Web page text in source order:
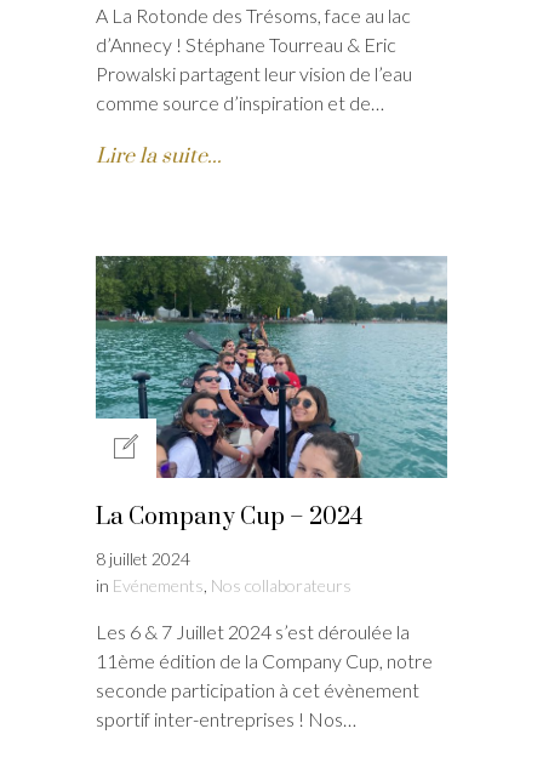
A La Rotonde des Trésoms, face au lac
d’Annecy ! Stéphane Tourreau & Eric
Prowalski partagent leur vision de l’eau
comme source d’inspiration et de…
Lire la suite...
La Company Cup – 2024
8 juillet 2024
in Evénements Nos collaborateurs
Les 6 & 7 Juillet 2024 s’est déroulée la
11ème édition de la Company Cup, notre
seconde participation à cet évènement
sportif inter-entreprises ! Nos…